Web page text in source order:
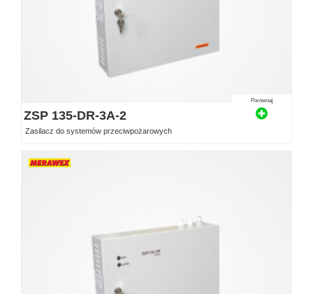
Porównaj
ZSP 135-DR-3A-2
Zasilacz do systemów przeciwpożarowych